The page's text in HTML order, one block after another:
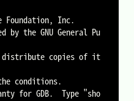
Foundation, Inc.
by the GNU General Pu
distribute copies of it
conditions.
for GDB.  Type "sho